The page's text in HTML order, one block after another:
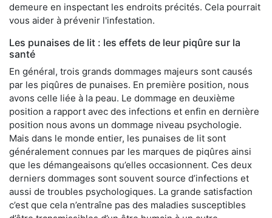
demeure en inspectant les endroits précités. Cela pourrait
vous aider à prévenir l'infestation.
Les punaises de lit : les effets de leur piqûre sur la
santé
En général, trois grands dommages majeurs sont causés
par les piqûres de punaises. En première position, nous
avons celle liée à la peau. Le dommage en deuxième
position a rapport avec des infections et enfin en dernière
position nous avons un dommage niveau psychologie.
Mais dans le monde entier, les punaises de lit sont
généralement connues par les marques de piqûres ainsi
que les démangeaisons qu’elles occasionnent. Ces deux
derniers dommages sont souvent source d’infections et
aussi de troubles psychologiques. La grande satisfaction
c’est que cela n’entraîne pas des maladies susceptibles